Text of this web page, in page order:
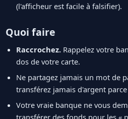
(l'afficheur est facile à falsifier).
Quoi faire
Raccrochez.Rappelez votre
dos de votre carte.
Ne partagez jamais un mot de
transférez jamais d'argent
Votre vraie banque ne vous
transférer des fonds pour les «